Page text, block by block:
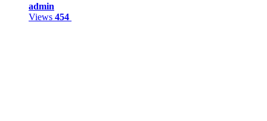
admin
Views 454